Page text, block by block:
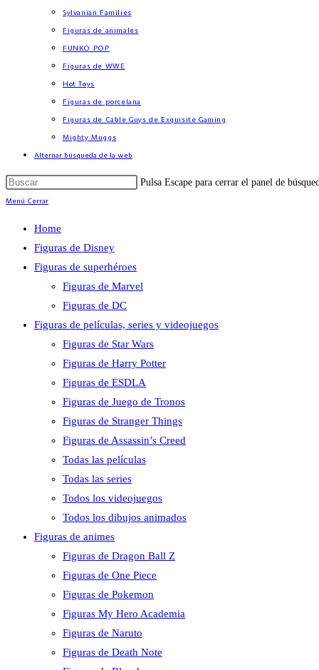
Sylvanian Families
Figuras de animales
FUNKO POP
Figuras de WWE
Hot Toys
Figuras de porcelana
Figuras de Cable Guys de Exquisite Gaming
Mighty Muggs
Alternar búsqueda de la web
Pulsa Escape para cerrar el panel de
Menú Cerrar
Home
Figuras de Disney
Figuras de superhéroes
Figuras de Marvel
Figuras de DC
Figuras de películas, series y videojuegos
Figuras de Star Wars
Figuras de Harry Potter
Figuras de ESDLA
Figuras de Juego de Tronos
Figuras de Stranger Things
Figuras de Assassin’s Creed
Todas las películas
Todas las series
Todos los videojuegos
Todos los dibujos animados
Figuras de animes
Figuras de Dragon Ball Z
Figuras de One Piece
Figuras de Pokemon
Figuras My Hero Academia
Figuras de Naruto
Figuras de Death Note